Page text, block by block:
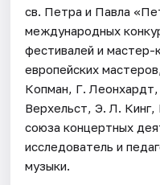
св. Петра и Павла
международных
фестивалей и мастер-
европейских
Копман, Г.
Верхельст, Э. Л. Кинг,
союза концертных
исследователь и
музыки.